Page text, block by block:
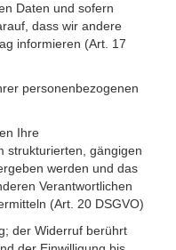
Daten und sofern
dass wir andere
informieren (Art. 17
personenbezogenen
Ihre
strukturierten, gängigen
werden und das
Verantwortlichen
(Art. 20 DSGVO)
der Widerruf berührt